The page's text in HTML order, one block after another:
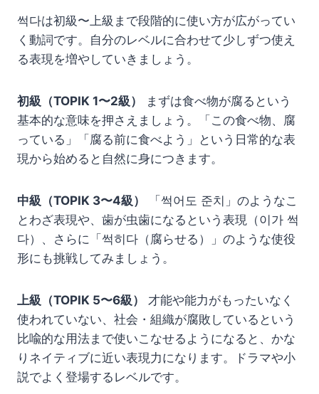
썩다は初級〜上級まで段階的に使い方が広がってい
く動詞です。自分のレベルに合わせて少しずつ使え
る表現を増やしていきましょう。
初級（TOPIK 1〜2級）
まずは食べ物が腐るという
基本的な意味を押さえましょう。「この食べ物、腐
っている」「腐る前に食べよう」という日常的な表
現から始めると自然に身につきます。
中級（TOPIK 3〜4級）
「썩어도 준치」のようなこ
とわざ表現や、歯が虫歯になるという表現（이가 썩
다）、さらに「썩히다（腐らせる）」のような使役
形にも挑戦してみましょう。
上級（TOPIK 5〜6級）
才能や能力がもったいなく
使われていない、社会・組織が腐敗しているという
比喩的な用法まで使いこなせるようになると、かな
りネイティブに近い表現力になります。ドラマや小
説でよく登場するレベルです。